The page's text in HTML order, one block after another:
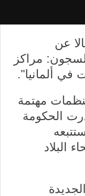
عن
مراكز
في ألمانيا".
مهتمة
الحكومة
البلاد